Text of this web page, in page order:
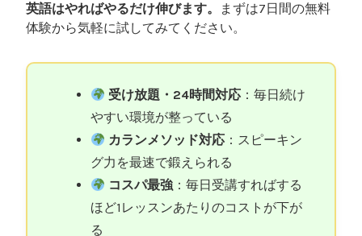
英語はやればやるだけ伸びます。
まずは7日間の無料
体験から気軽に試してみてください。
受け放題・24時間対応 ：毎日続け
やすい環境が整っている
カランメソッド対応 ：スピーキン
グ力を最速で鍛えられる
コスパ最強 ：毎日受講すればする
ほど1レッスンあたりのコストが下が
る